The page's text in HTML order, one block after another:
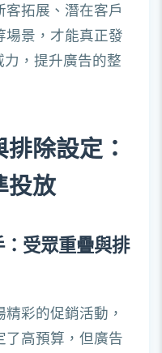
拓展、潛在客戶
場景，才能真正發
，提升廣告的整
除設定：
投放
受眾重疊與排
彩的促銷活動，
了高預算，但廣告